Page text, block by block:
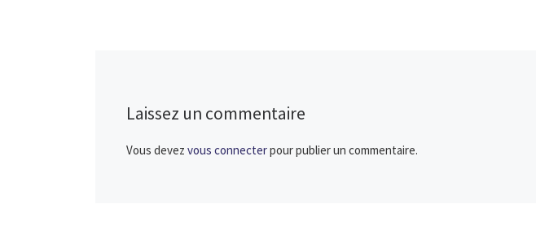
Laissez un commentaire
Vous devez vous connecterpour publier un commentaire.